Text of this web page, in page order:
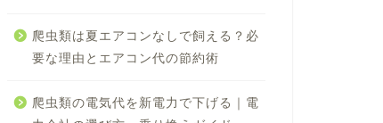
爬虫類は夏エアコンなしで飼える？必
要な理由とエアコン代の節約術
爬虫類の電気代を新電力で下げる｜電